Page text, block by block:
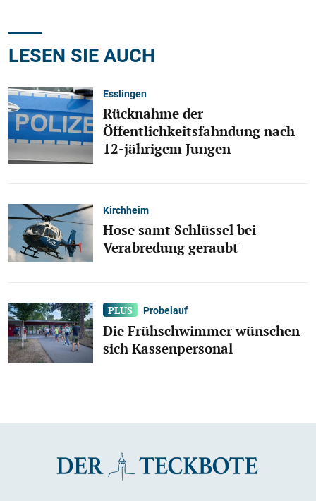
LESEN SIE AUCH
Esslingen
Rücknahme der
Öffentlichkeitsfahndung nach
12-jährigem Jungen
Kirchheim
Hose samt Schlüssel bei
Verabredung geraubt
Probelauf
Die Frühschwimmer wünschen
sich Kassenpersonal